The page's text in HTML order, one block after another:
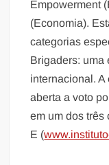
Empowerment
(Economia).
categorias
Brigaders: uma
internacional. A
aberta a voto
em um dos três
E (